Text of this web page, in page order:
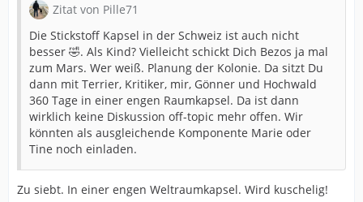
Zitat von Pille71
Die Stickstoff Kapsel in der Schweiz ist auch nicht
besser 🤣. Als Kind? Vielleicht schickt Dich Bezos ja mal
zum Mars. Wer weiß. Planung der Kolonie. Da sitzt Du
dann mit Terrier, Kritiker, mir, Gönner und Hochwald
360 Tage in einer engen Raumkapsel. Da ist dann
wirklich keine Diskussion off-topic mehr offen. Wir
könnten als ausgleichende Komponente Marie oder
Tine noch einladen.
Zu siebt. In einer engen Weltraumkapsel. Wird kuschelig!